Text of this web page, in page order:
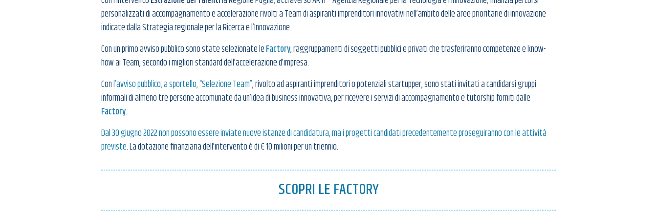
personalizzati di accompagnamento e accelerazione rivolti a Team di aspiranti imprenditori innovativi nell’ambito delle aree prioritarie di innovazione
indicate dalla Strategia regionale per la Ricerca e l’Innovazione.
Con un primo avviso pubblico sono state selezionate leFactory, raggruppamenti di soggetti pubblici e privati che trasferiranno competenze e know-
how ai Team, secondo i migliori standard dell’accelerazione d’impresa.
Conl’avviso pubblico, a sportello, “Selezione Team”, rivolto ad aspiranti imprenditori o potenziali startupper, sono stati invitati a candidarsi gruppi
informali di almeno tre persone accomunate da un’idea di business innovativa, per ricevere i servizi di accompagnamento e tutorship forniti dalle
Factory.
Dal 30 giugno 2022 non possono essere inviate nuove istanze di candidatura, ma i progetti candidati precedentemente proseguiranno con le attività
previste. La dotazione finanziaria dell’intervento è di € 10 milioni per un triennio.
SCOPRI LE FACTORY